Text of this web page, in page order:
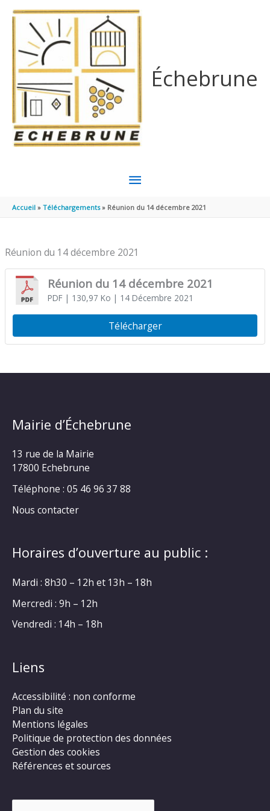
Échebrune
MENU
PRINCIPAL
Accueil Téléchargements Réunion du 14 décembre 2021
Réunion du 14 décembre 2021
Réunion du 14 décembre 2021
PDF| 130,97 Ko | 14 Décembre 2021
Télécharger
Mairie d’Échebrune
13 rue de la Mairie
17800 Echebrune
Téléphone : 05 46 96 37 88
Nous contacter
Horaires d’ouverture au public :
Mardi : 8h30 – 12h et 13h – 18h
Mercredi : 9h – 12h
Vendredi : 14h – 18h
Liens
Accessibilité : non conforme
Plan du site
Mentions légales
Politique de protection des données
Gestion des cookies
Références et sources